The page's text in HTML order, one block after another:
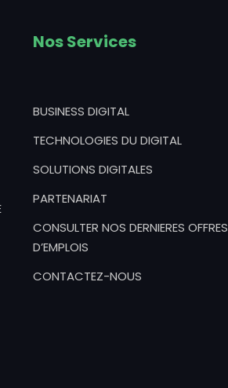
Nos Services
BUSINESS DIGITAL
TECHNOLOGIES DU DIGITAL
SOLUTIONS DIGITALES
PARTENARIAT
CONSULTER NOS DERNIERES OFFRES
D’EMPLOIS
CONTACTEZ-NOUS